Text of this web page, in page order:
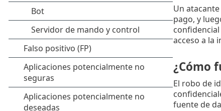
Un
pago, y
acceso a la
¿Cómo
El robo de
fuente de